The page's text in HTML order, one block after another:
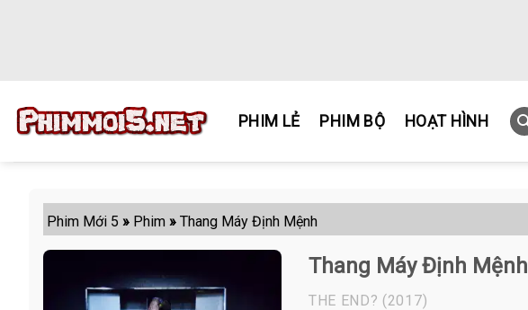
PHIM LẺ PHIM BỘ HOẠT HÌNH
Phim Mới 5 » Phim » Thang Máy Định Mệnh
Thang Máy Định Mệnh
THE END? (2017)